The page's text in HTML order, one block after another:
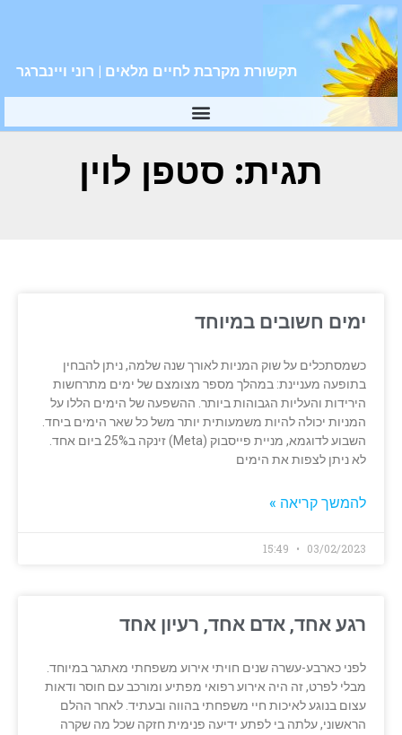
תקשורת מקרבת לחיים מלאים | רוני ויינברגר
תגית: סטפן לוין
ימים חשובים במיוחד
כשמסתכלים על שוק המניות לאורך שנה שלמה, ניתן להבחין
בתופעה מעניינת: במהלך מספר מצומצם של ימים מתרחשות
הירידות והעליות הגבוהות ביותר. ההשפעה של הימים הללו על
המניות יכולה להיות משמעותית יותר משל כל שאר הימים ביחד.
השבוע לדוגמא, מניית פייסבוק (Meta) זינקה ב25% ביום אחד.
לא ניתן לצפות את הימים
להמשך קריאה »
03/02/2023
רגע אחד, אדם אחד, רעיון אחד
לפני כארבע-עשרה שנים חויתי אירוע משפחתי מאתגר במיוחד.
מבלי לפרט, זה היה אירוע רפואי מפתיע ומורכב עם חוסר ודאות
עצום בנוגע לאיכות חיי משפחתי בהווה ובעתיד. לאחר ההלם
הראשוני, עלתה בי לפתע ידיעה פנימית חזקה שכל מה שקרה